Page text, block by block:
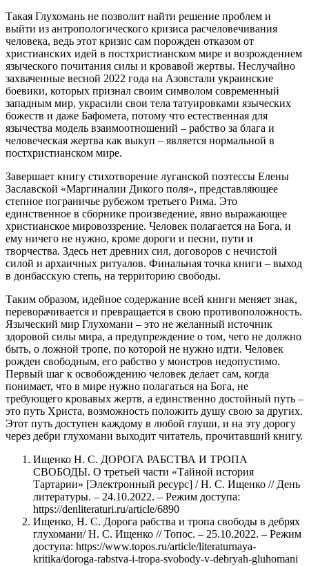
Такая Глухомань не позволит найти решение проблем и
выйти из антропологического кризиса расчеловечивания
человека, ведь этот кризис сам порожден отказом от
христианских идей в постхристианском мире и возрождением
языческого почитания силы и кровавой жертвы. Неслучайно
захваченные весной 2022 года на Азовстали украинские
боевики, которых признал своим символом современный
западным мир, украсили свои тела татуировками языческих
божеств и даже Бафомета, потому что естественная для
язычества модель взаимоотношений – рабство за блага и
человеческая жертва как выкуп – является нормальной в
постхристианском мире.
Завершает книгу стихотворение луганской поэтессы Елены
Заславской «Маргиналии Дикого поля», представляющее
степное пограничье рубежом третьего Рима. Это
единственное в сборнике произведение, явно выражающее
христианское мировоззрение. Человек полагается на Бога, и
ему ничего не нужно, кроме дороги и песни, пути и
творчества. Здесь нет древних сил, договоров с нечистой
силой и архаичных ритуалов. Финальная точка книги – выход
в донбасскую степь, на территорию свободы.
Таким образом, идейное содержание всей книги меняет знак,
переворачивается и превращается в свою противоположность.
Языческий мир Глухомани – это не желанный источник
здоровой силы мира, а предупреждение о том, чего не должно
быть, о ложной тропе, по которой не нужно идти. Человек
рожден свободным, его рабство у монстров недопустимо.
Первый шаг к освобождению человек делает сам, когда
понимает, что в мире нужно полагаться на Бога, не
требующего кровавых жертв, а единственно достойный путь –
это путь Христа, возможность положить душу свою за других.
Этот путь доступен каждому в любой глуши, и на эту дорогу
через дебри глухомани выходит читатель, прочитавший книгу.
Ищенко Н. С. ДОРОГА РАБСТВА И ТРОПА
СВОБОДЫ. О третьей части «Тайной история
Тартарии» [Электронный ресурс] / Н. С. Ищенко // День
литературы. – 24.10.2022. – Режим доступа:
https://denliteraturi.ru/article/6890
Ищенко, Н. С. Дорога рабства и тропа свободы в дебрях
глухомани/ Н. С. Ищенко // Топос. – 25.10.2022. – Режим
доступа: https://www.topos.ru/article/literaturnaya-
kritika/doroga-rabstva-i-tropa-svobody-v-debryah-gluhomani